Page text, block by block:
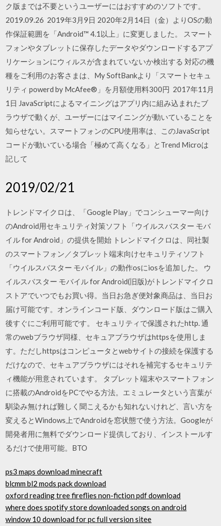
ク版までは不要というユーザーにはおすすめのソフトです。
2019.09.26 2019年3月9日 2020年2月14日（金）よりOSの動
作保証範囲を「Android™ 4.1以上」に変更しました。 スマート
フォンやタブレットに保存したデータやダウンロードするアプ
リケーションにウィルスが含まれていないか検出する 対応の機
種をご利用のお客さまは、My SoftBankより「スマートセキュ
リティ powerd by McAfee®」を月額使用料300円 2017年11月
1日 JavaScriptによるマイニングはアプリ内に組み込まれたブ
ラウザで動くが、ユーザーにはマイニングが動いていることを
知らせない。スマートフォンのCPU使用率は、このJavaScript
コードが動いている場合「極めて高くなる」とTrend Microは
記して
2019/02/21
トレンドマイクロは、「Google Play」でコンシューマー向け
のAndroid用セキュリティ対策ソフト「ウイルスバスター モバ
イル for Android」の提供を開始 トレンドマイクロは、同社製
のスマートフォン／タブレット端末向けセキュリティソフト
「ウイルスバスター モバイル」の動作osにiosを追加した。 ウ
イルスバスター モバイル for Android(旧版)がトレンドマイクロ
ストアでいつでもお買い得。当日お急ぎ便対象商品は、当日お
届け可能です。オンラインコード版、ダウンロード版はご購入
後すぐにご利用可能です。 セキュリティで保護されたhttp. 通
常のwebブラウザ同様、セキュアブラウザはhttpsを使用しま
す。ただしhttpsはコンピュータとwebサイトの接続を保護する
だけなので、セキュアブラウザにはそれを補完するセキュリテ
ィ機能が用意されています。 タブレット端末やスマートフォン
に搭載のAndroidをPCでやる方法。エミュレータという言葉が
馴染み無ければ難しく聞こえるかも知れないけれど、言い方を
変えるとWindows上でAndroidを窓状態で使う方法。Googleが
開発者用に無料でダウンロード提供しており、インストールす
るだけで使用可能。BTO
ps3 maps download minecraft
blcmm bl2 mods pack download
oxford reading tree fireflies non-fiction pdf download
where does spotify store downloaded songs on android
window 10 download for pc full version sitee